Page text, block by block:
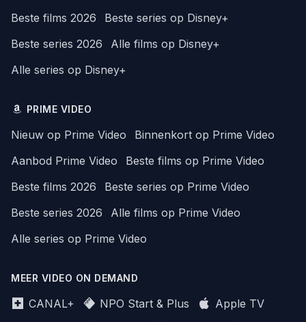
Beste films 2026
Beste series op Disney+
Beste series 2026
Alle films op Disney+
Alle series op Disney+
PRIME VIDEO
Nieuw op Prime Video
Binnenkort op Prime Video
Aanbod Prime Video
Beste films op Prime Video
Beste films 2026
Beste series op Prime Video
Beste series 2026
Alle films op Prime Video
Alle series op Prime Video
MEER VIDEO ON DEMAND
CANAL+ NPO Start & Plus
Apple TV